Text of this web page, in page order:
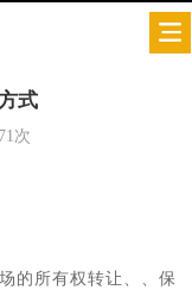
式
次
的所有权转让、、保